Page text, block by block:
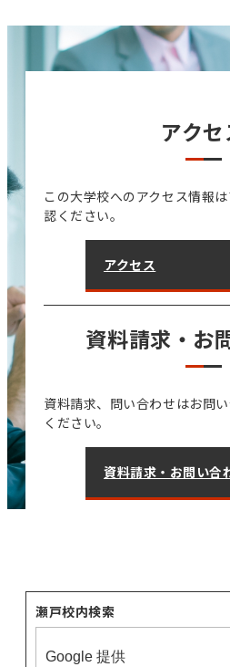
瀬戸校内検索
アクセ
この大学校へのアクセス情報
認ください。
アクセス
資料請求・お
資料請求、問い合わせはお問
ください。
資料請求・お問い合